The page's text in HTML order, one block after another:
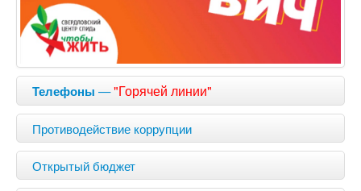
Телефоны —"Горячей линии"
Противодействие коррупции
Открытый бюджет